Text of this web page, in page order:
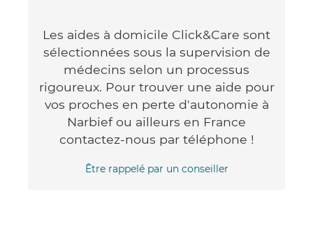
Les aides à domicile Click&Care sont
sélectionnées sous la supervision de
médecins selon un processus
rigoureux. Pour trouver une aide pour
vos proches en perte d'autonomie à
Narbief ou ailleurs en France
contactez-nous par téléphone !
Être rappelé par un conseiller